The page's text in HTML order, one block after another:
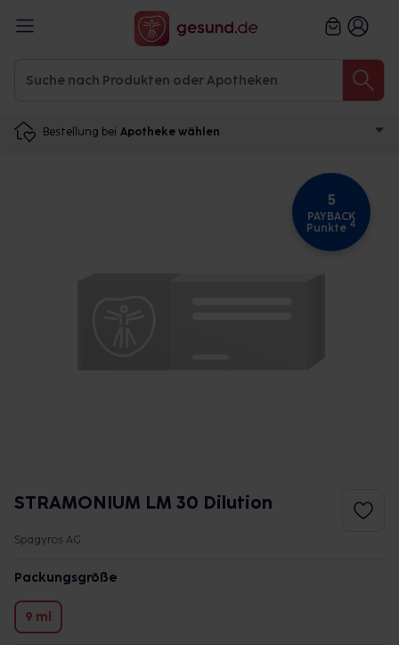
Bestellung bei Apotheke wählen
5
PAYBACK
Punkte 4
STRAMONIUM LM 30 Dilution
Spagyros AG
Packungsgröße
9 ml